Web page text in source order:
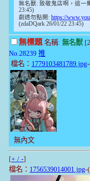
無名獸: 致敬鬼店啊，這一
23:45)
劇透勿點開: https://
(zdaDQark 26/01/22 23:45)
無標題名稱: 無名獸
No.28239 推
檔名： 1779103481789.jpg
無內文
[+ / -]
檔名： 1756539014001.jpg-